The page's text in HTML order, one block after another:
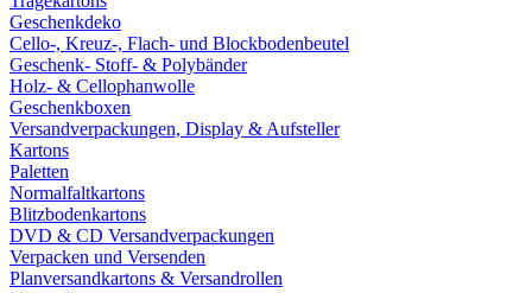
Geschenkdeko
Cello-, Kreuz-, Flach- und Blockbodenbeutel
Geschenk- Stoff- & Polybänder
Holz- & Cellophanwolle
Geschenkboxen
Versandverpackungen, Display & Aufsteller
Kartons
Paletten
Normalfaltkartons
Blitzbodenkartons
DVD & CD Versandverpackungen
Verpacken und Versenden
Planversandkartons & Versandrollen